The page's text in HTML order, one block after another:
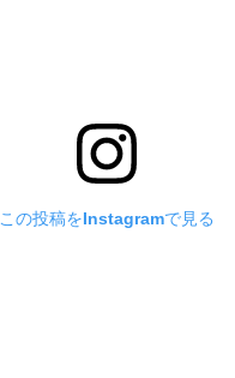
この投稿をInstagramで見る